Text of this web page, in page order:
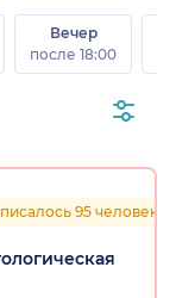
Вечер
после 18:00
95 человек